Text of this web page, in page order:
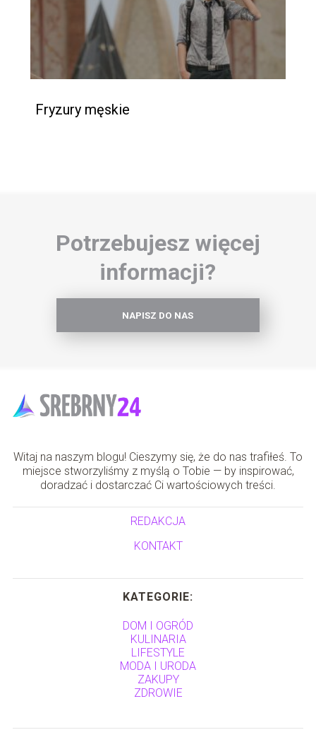
Fryzury męskie
Potrzebujesz więcej
informacji?
NAPISZ DO NAS
Witaj na naszym blogu! Cieszymy się, że do nas trafiłeś. To
miejsce stworzyliśmy z myślą o Tobie — by inspirować,
doradzać i dostarczać Ci wartościowych treści.
REDAKCJA
KONTAKT
KATEGORIE:
DOM I OGRÓD
KULINARIA
LIFESTYLE
MODA I URODA
ZAKUPY
ZDROWIE